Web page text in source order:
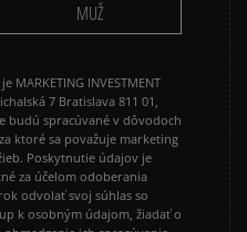
MUŽ
INVESTMENT
7 Bratislava 811 01,
budú spracúvané v dôvodoch
ktoré sa považuje marketing
Poskytnutie údajov je
za účelom odoberania
odvolať svoj súhlas so
k osobným údajom, žiadať o